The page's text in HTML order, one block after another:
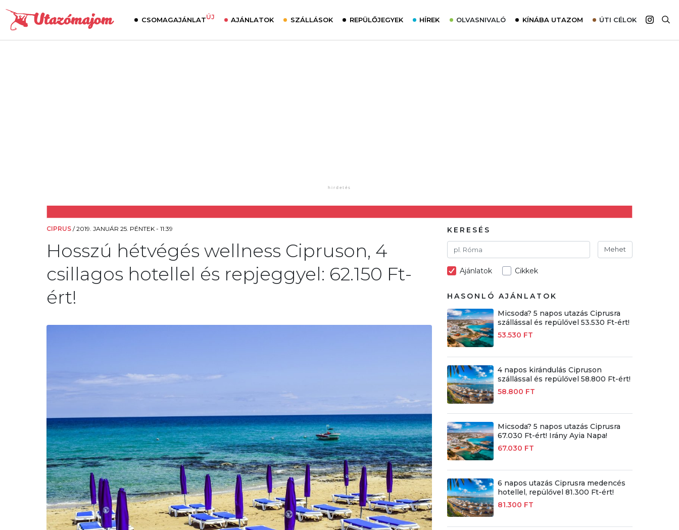
CSOMAGAJÁNLATÚJ AJÁNLATOK SZÁLLÁSOK REPÜLŐJEGYEK HÍREK OLVASNIVALÓ KÍNÁBA UTAZOM ÚTI CÉLOK
CIPRUS /2019. JANUÁR 25. PÉNTEK - 11:39
Hosszú hétvégés wellness Cipruson, 4
csillagos hotellel és repjeggyel: 62.150 Ft-
ért!
KERESÉS
Mehet
Ajánlatok Cikkek
HASONLÓ AJÁNLATOK
Micsoda? 5 napos utazás Ciprusra
szállással és repülővel 53.530 Ft-ért!
53.530 FT
4 napos kirándulás Cipruson
szállással és repülővel 58.800 Ft-ért!
58.800 FT
Micsoda? 5 napos utazás Ciprusra
67.030 Ft-ért! Irány Ayia Napa!
67.030 FT
6 napos utazás Ciprusra medencés
hotellel, repülővel 81.300 Ft-ért!
81.300 FT